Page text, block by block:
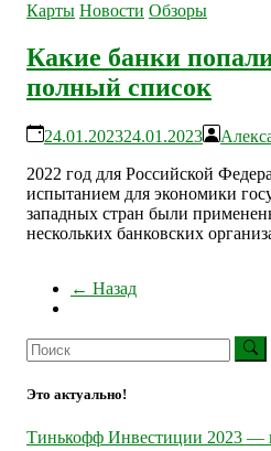
Карты Новости Обзоры
Какие банки
полный список
24.01.202324.01.2023
2022 год для Российской
испытанием для экономики
западных стран были
нескольких банковских
← Назад
Это актуально!
Тинькофф Инвестиции 2023 —